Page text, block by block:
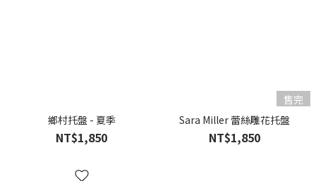
鄉村托盤 - 夏季
NT$1,850
售完
Sara Miller 蕾絲雕花托盤
NT$1,850